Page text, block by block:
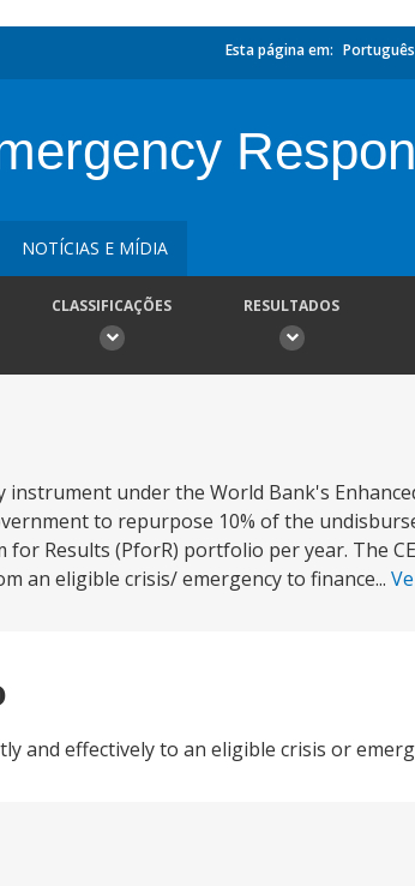
Esta página em: Português
NOTÍCIAS E MÍDIA
CLASSIFICAÇÕES RESULTADOS
instrument under the World Bank's
to repurpose 10% of the
Results (PforR) portfolio per year. The
an eligible crisis/ emergency to finance...
and effectively to an eligible crisis or